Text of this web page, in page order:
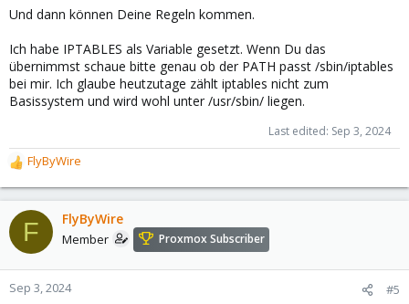
Und dann können Deine Regeln kommen.
Ich habe IPTABLES als Variable gesetzt. Wenn Du das
übernimmst schaue bitte genau ob der PATH passt /sbin/iptables
bei mir. Ich glaube heutzutage zählt iptables nicht zum
Basissystem und wird wohl unter /usr/sbin/ liegen.
Last edited: Sep 3, 2024
R
e
a
c
t
o
n
FlyByWire
F FlyByWire
Member Proxmox Subscriber
Sep 3, 2024 #5